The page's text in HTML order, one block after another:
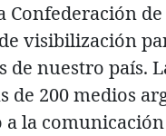
Confederación
visibilización
de nuestro país.
de 200 medios
la